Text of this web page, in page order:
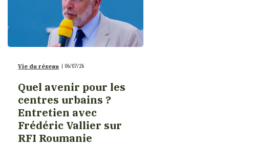
Vie du réseau 06/07/26
Quel avenir pour les
centres urbains ?
Entretien avec
Frédéric Vallier sur
RFI Roumanie